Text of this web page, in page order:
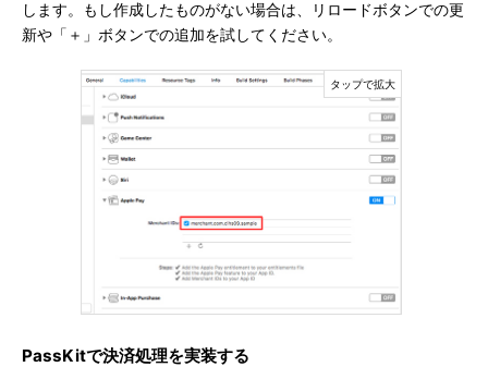
します。もし作成したものがない場合は、リロードボタンでの更
新や「＋」ボタンでの追加を試してください。
PassKitで決済処理を実装する